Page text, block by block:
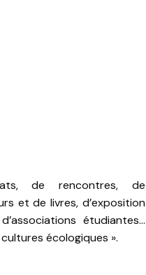
de rencontres, de
et de livres, d’exposition
étudiantes…
écologiques ».